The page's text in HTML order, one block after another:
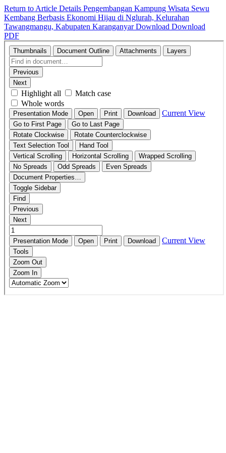
Return to Article Details Pengembangan Kampung Wisata Sewu
Kembang Berbasis Ekonomi Hijau di Nglurah, Kelurahan
Tawangmangu, Kabupaten KaranganyarDownload Download
PDF